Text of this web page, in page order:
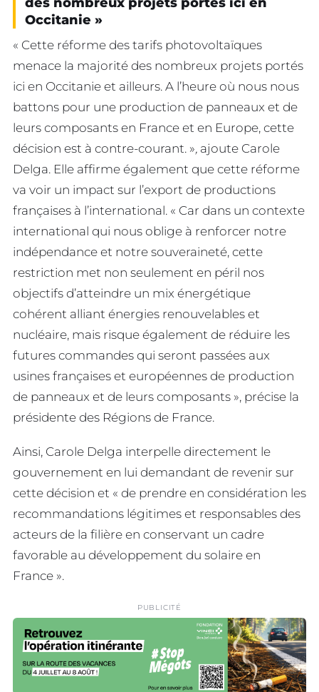
Occitanie »
« Cette réforme des tarifs photovoltaïques
menace la majorité des nombreux projets portés
ici en Occitanie et ailleurs. A l’heure où nous nous
battons pour une production de panneaux et de
leurs composants en France et en Europe, cette
décision est à contre-courant. », ajoute Carole
Delga. Elle affirme également que cette réforme
va voir un impact sur l’export de productions
françaises à l’international. « Car dans un contexte
international qui nous oblige à renforcer notre
indépendance et notre souveraineté, cette
restriction met non seulement en péril nos
objectifs d’atteindre un mix énergétique
cohérent alliant énergies renouvelables et
nucléaire, mais risque également de réduire les
futures commandes qui seront passées aux
usines françaises et européennes de production
de panneaux et de leurs composants », précise la
présidente des Régions de France.
Ainsi, Carole Delga interpelle directement le
gouvernement en lui demandant de revenir sur
cette décision et « de prendre en considération les
recommandations légitimes et responsables des
acteurs de la filière en conservant un cadre
favorable au développement du solaire en
France ».
PUBLICITÉ